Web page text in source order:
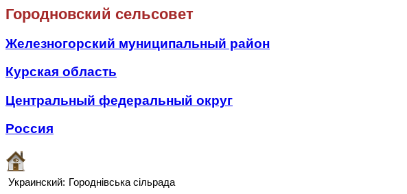
Городновский сельсовет
Железногорский муниципальный район
Курская область
Центральный федеральный округ
Россия
Украинский: Городнівська сільрада